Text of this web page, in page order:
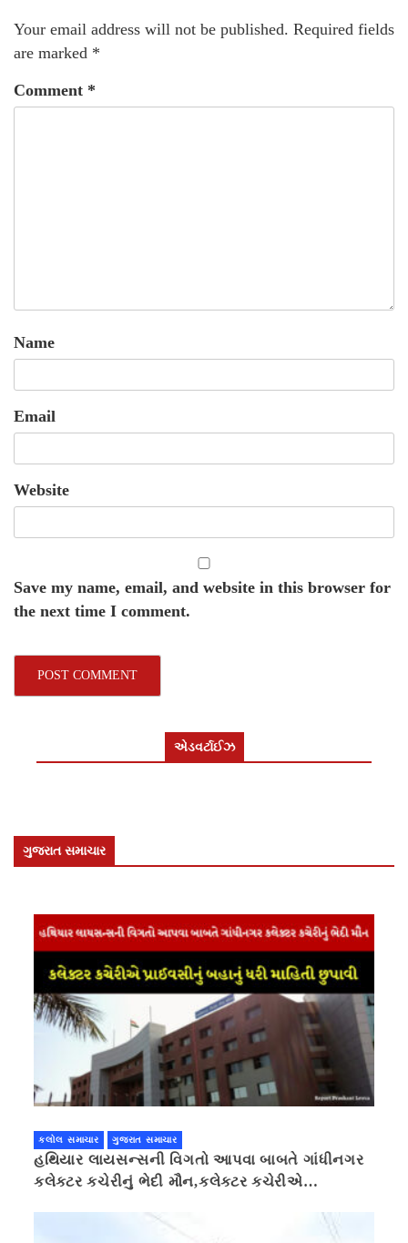
Your email address will not be published. Required fields
are marked *
Comment *
Name
Email
Website
Save my name, email, and website in this browser for
the next time I comment.
એડવર્ટાઈઝ
ગુજરાત સમાચાર
કલોલ સમાચાર ગુજરાત સમાચાર
હથિયાર લાયસન્સની વિગતો આપવા બાબતે ગાંધીનગર
કલેક્ટર કચેરીનું ભેદી મૌન,કલેક્ટર કચેરીએ